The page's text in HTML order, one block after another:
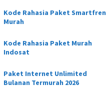
Kode Rahasia Paket Smartfren
Murah
Kode Rahasia Paket Murah
Indosat
Paket Internet Unlimited
Bulanan Termurah 2026